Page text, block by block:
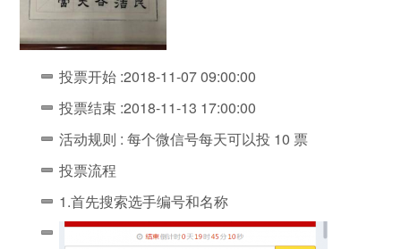
投票开始 :2018-11-07 09:00:00
投票结束 :2018-11-13 17:00:00
活动规则 : 每个微信号每天可以投 10 票
投票流程
1.首先搜索选手编号和名称